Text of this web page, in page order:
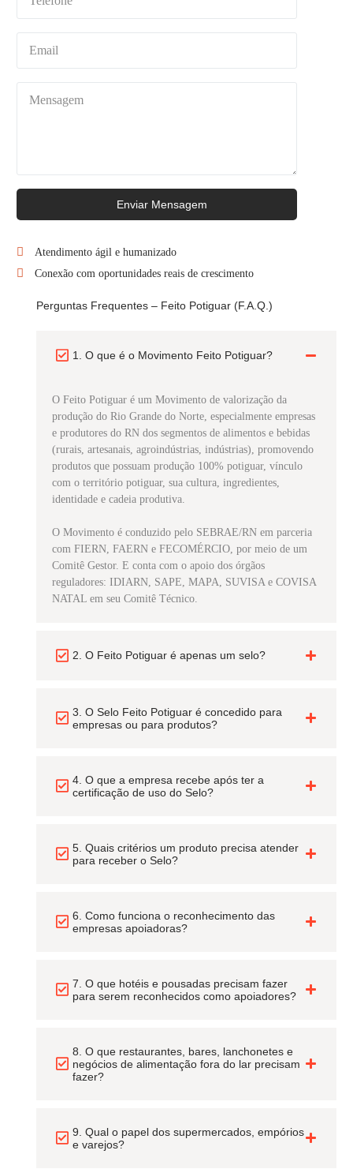
Enviar Mensagem
Atendimento ágil e humanizado
Conexão com oportunidades reais de crescimento
Perguntas Frequentes – Feito Potiguar (F.A.Q.)
1. O que é o Movimento Feito Potiguar?
O Feito Potiguar é um Movimento de valorização da
produção do Rio Grande do Norte, especialmente empresas
e produtores do RN dos segmentos de alimentos e bebidas
(rurais, artesanais, agroindústrias, indústrias), promovendo
produtos que possuam produção 100% potiguar, vínculo
com o território potiguar, sua cultura, ingredientes,
identidade e cadeia produtiva.
O Movimento é conduzido pelo SEBRAE/RN em parceria
com FIERN, FAERN e FECOMÉRCIO, por meio de um
Comitê Gestor. E conta com o apoio dos órgãos
reguladores: IDIARN, SAPE, MAPA, SUVISA e COVISA
NATAL em seu Comitê Técnico.
2. O Feito Potiguar é apenas um selo?
3. O Selo Feito Potiguar é concedido para
empresas ou para produtos?
4. O que a empresa recebe após ter a
certificação de uso do Selo?
5. Quais critérios um produto precisa atender
para receber o Selo?
6. Como funciona o reconhecimento das
empresas apoiadoras?
7. O que hotéis e pousadas precisam fazer
para serem reconhecidos como apoiadores?
8. O que restaurantes, bares, lanchonetes e
negócios de alimentação fora do lar precisam
fazer?
9. Qual o papel dos supermercados, empórios
e varejos?